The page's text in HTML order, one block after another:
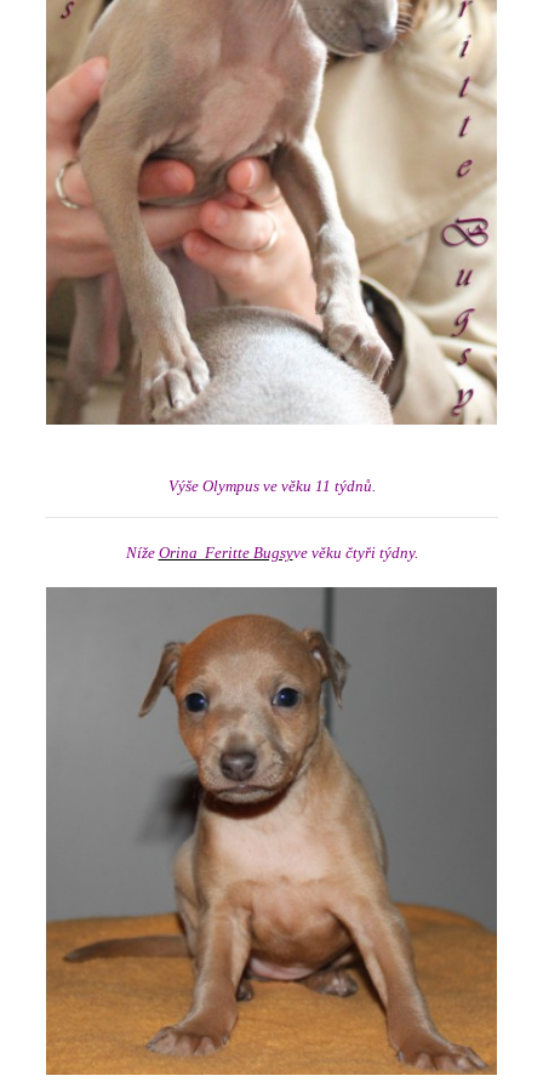
Výše Olympus ve věku 11 týdnů.
Níže Orina Feritte Bugsyve věku čtyři týdny.